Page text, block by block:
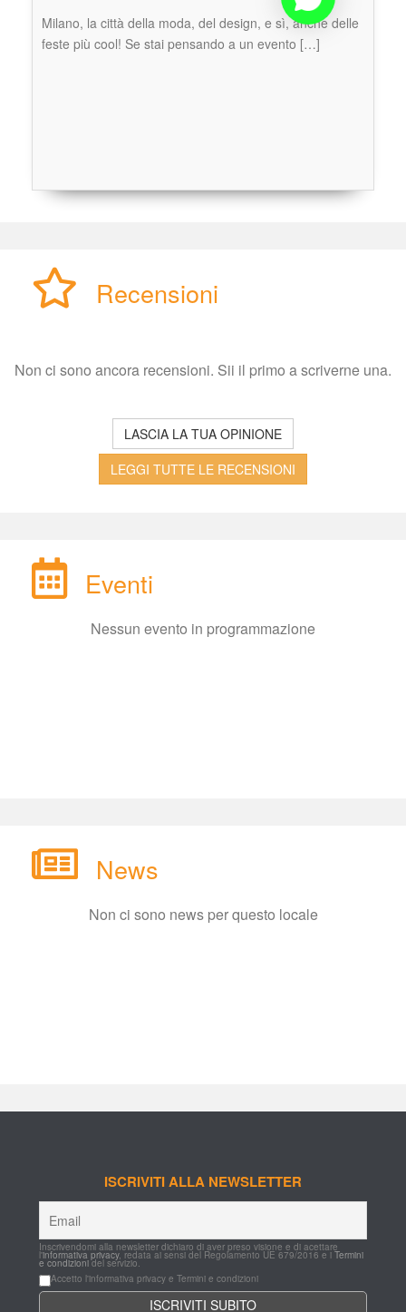
Milano, la città della moda, del design, e sì, anche delle
feste più cool! Se stai pensando a un evento […]
Recensioni
Non ci sono ancora recensioni. Sii il primo a scriverne una.
LASCIA LA TUA OPINIONE
LEGGI TUTTE LE RECENSIONI
Eventi
Nessun evento in programmazione
New
Non ci sono news per questo locale
ISCRIVITI ALLA NEWSLETTER
Inscrivendomi alla newsletter dichiaro di aver preso visione e di acettare
l'informativa privacy, redata ai sensi del Regolamento UE 679/2016 e i Termini
e condizioni del servizio.
Accetto l'informativa privacy e Termini e condizioni